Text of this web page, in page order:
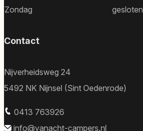
Zondag
gesloten
Contact
Nijverheidsweg 24
5492 NK Nijnsel (Sint Oedenrode)
0413 763926
info@vanacht-campers.nl